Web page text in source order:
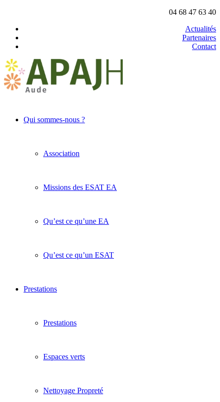
04 68 47 63 40
Actualités
Partenaires
Contact
Qui sommes-nous ?
Association
Missions des ESAT EA
Qu’est ce qu’une EA
Qu’est ce qu’un ESAT
Prestations
Prestations
Espaces verts
Nettoyage Propreté